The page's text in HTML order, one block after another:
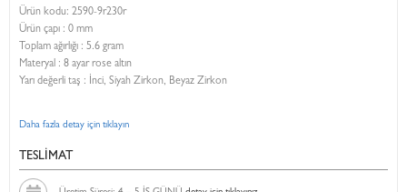
Ürün kodu: 2590-9r230r
Ürün çapı : 0 mm
Toplam ağırlığı : 5.6 gram
Materyal : 8 ayar rose altın
Yarı değerli taş : İnci, Siyah Zirkon, Beyaz Zirkon
Daha fazla detay için tıklayın
TESLİMAT